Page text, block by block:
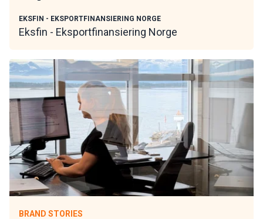
EKSFIN - EKSPORTFINANSIERING NORGE
Eksfin - Eksportfinansiering Norge
BRAND STORIES